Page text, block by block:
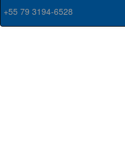
+55 79 3194-6528